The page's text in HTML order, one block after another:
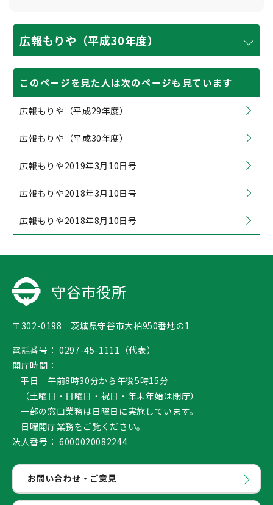
広報もりや（平成30年度）
このページを見た人は次のページも見ています
広報もりや（平成29年度）
広報もりや（平成30年度）
広報もりや2019年3月10日号
広報もりや2018年3月10日号
広報もりや2018年8月10日号
守谷市役所
〒302-0198 茨城県守谷市大柏950番地の1
電話番号： 0297-45-1111（代表）
開庁時間：
平日 午前8時30分から午後5時15分
（土曜日・日曜日・祝日・年末年始は閉庁）
一部の窓口業務は日曜日に実施しています。
日曜開庁業務をご覧ください。
法人番号： 6000020082244
お問い合わせ・ご意見